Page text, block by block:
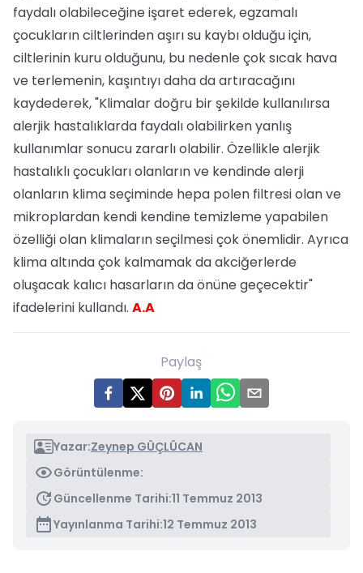
faydalı olabileceğine işaret ederek, egzamalı
çocukların ciltlerinden aşırı su kaybı olduğu için,
ciltlerinin kuru olduğunu, bu nedenle çok sıcak hava
ve terlemenin, kaşıntıyı daha da artıracağını
kaydederek, "Klimalar doğru bir şekilde kullanılırsa
alerjik hastalıklarda faydalı olabilirken yanlış
kullanımlar sonucu zararlı olabilir. Özellikle alerjik
hastalıklı çocukları olanların ve kendinde alerji
olanların klima seçiminde hepa polen filtresi olan ve
mikroplardan kendi kendine temizleme yapabilen
özelliği olan klimaların seçilmesi çok önemlidir. Ayrıca
klima altında çok kalmamak da akciğerlerde
oluşacak kalıcı hasarların da önüne geçecektir"
ifadelerini kullandı. A.A
Paylaş
Yazar:Zeynep GÜÇLÜCAN
Görüntülenme:
Güncellenme Tarihi:11 Temmuz 2013
Yayınlanma Tarihi:12 Temmuz 2013